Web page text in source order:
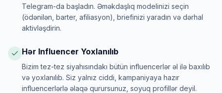
Telegram-da başladın. Əməkdaşlıq modelinizi seçin
(ödənilən, barter, afiliasyon), briefinizi yaradın və dərhal
aktivləşdirin.
Hər Influencer Yoxlanılıb
Bizim tez-tez siyahısındakı bütün influencerlər əl ilə baxılıb
və yoxlanılıb. Siz yalnız ciddi, kampaniyaya hazır
influencerlərlə əlaqə qurursunuz, soyuq profillər deyil.